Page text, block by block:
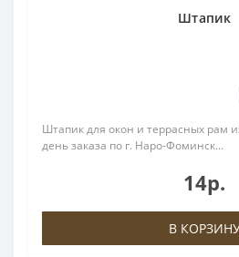
Штапик
Штапик для окон и террасных рам
день заказа по г. Наро-Фоминск...
14р.
В